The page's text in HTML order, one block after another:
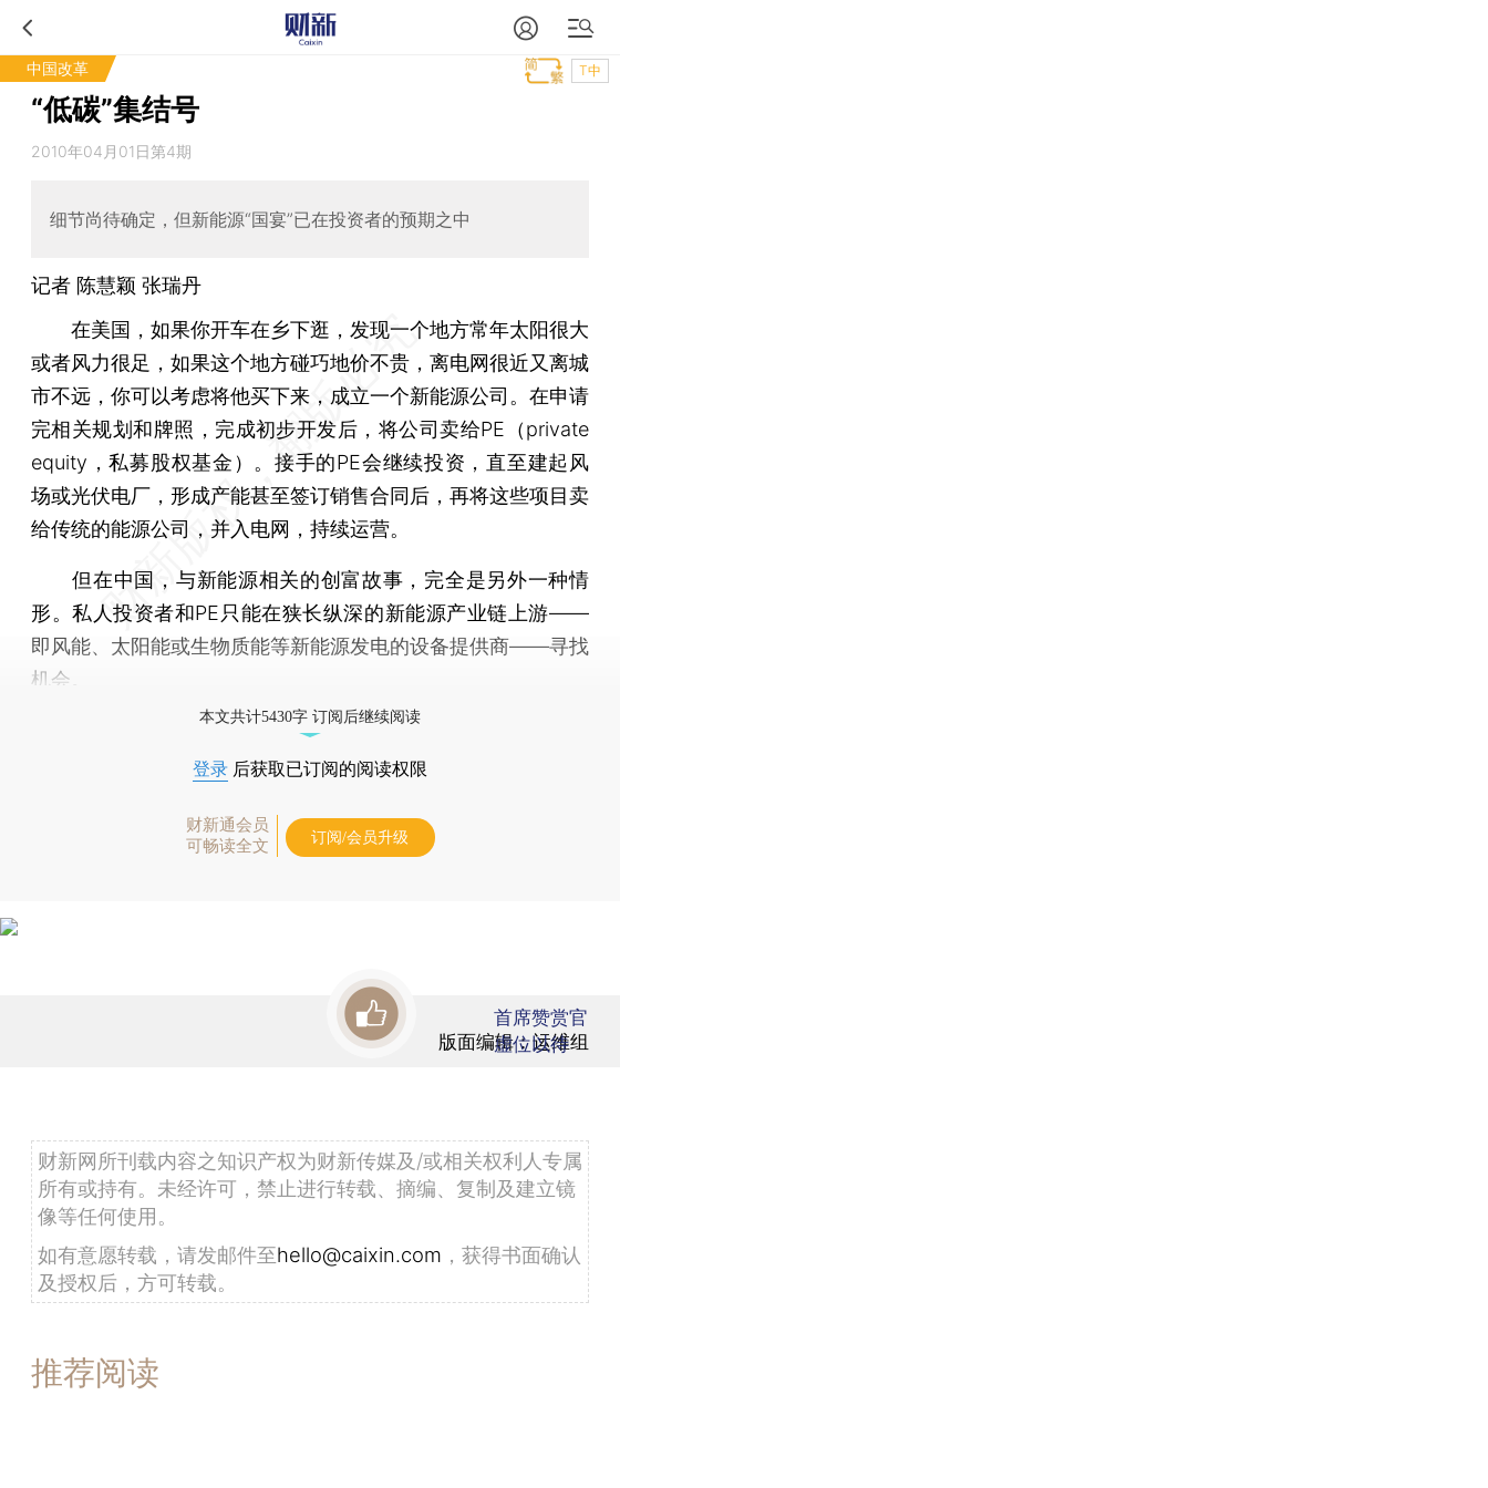
中国改革 T中
“低碳”集结号
2010年04月01日第4期
细节尚待确定，但新能源“国宴”已在投资者的预期之中
记者 陈慧颖 张瑞丹
在美国，如果你开车在乡下逛，发现一个地方常年太阳很大
或者风力很足，如果这个地方碰巧地价不贵，离电网很近又离城
市不远，你可以考虑将他买下来，成立一个新能源公司。在申请
完相关规划和牌照，完成初步开发后，将公司卖给PE（private
equity，私募股权基金）。接手的PE会继续投资，直至建起风
场或光伏电厂，形成产能甚至签订销售合同后，再将这些项目卖
给传统的能源公司，并入电网，持续运营。
但在中国，与新能源相关的创富故事，完全是另外一种情
形。私人投资者和PE只能在狭长纵深的新能源产业链上游——
即风能、太阳能或生物质能等新能源发电的设备提供商——寻找
机会。
本文共计5430字 订阅后继续阅读
登录 后获取已订阅的阅读权限
财新通会员
可畅读全文
订阅/会员升级
版面编辑：运维组
首席赞赏官
虚位以待
财新网所刊载内容之知识产权为财新传媒及/或相关权利人专属
所有或持有。未经许可，禁止进行转载、摘编、复制及建立镜
像等任何使用。
如有意愿转载，请发邮件至hello@caixin.com ，获得书面确认
及授权后，方可转载。
推荐阅读